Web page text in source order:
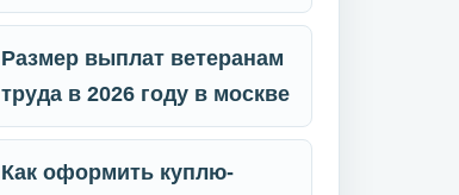
Размер выплат ветеранам
труда в 2026 году в москве
Как оформить куплю-